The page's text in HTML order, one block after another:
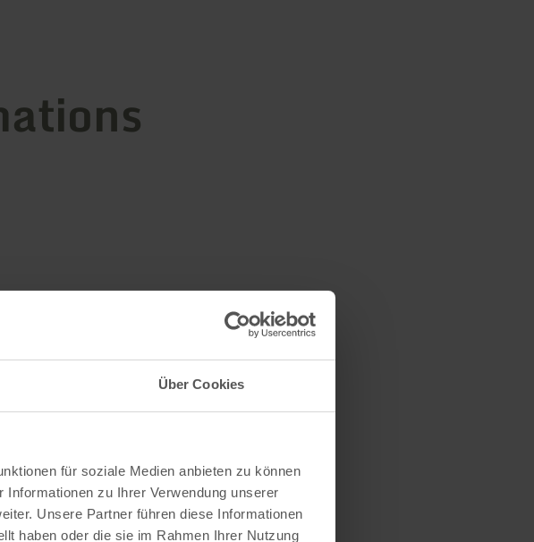
Über Cookies
für soziale Medien anbieten zu können
zu Ihrer Verwendung unserer
Unsere Partner führen diese Informationen
haben oder die sie im Rahmen Ihrer Nutzung